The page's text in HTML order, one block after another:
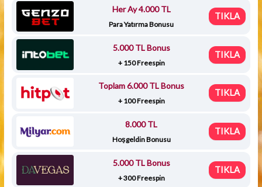
Her Ay 4.000 TL
Para Yatırma Bonusu
TIKLA
5.000 TL Bonus
+ 150 Freespin
TIKLA
Toplam 6.000 TL Bonus
+ 100 Freespin
TIKLA
8.000 TL
Hoşgeldin Bonusu
TIKLA
5.000 TL Bonus
+ 300 Freespin
TIKLA